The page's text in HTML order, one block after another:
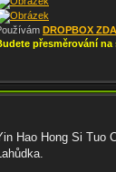
DROPBOX
přesměrování na
Hao Hong Si Tuo